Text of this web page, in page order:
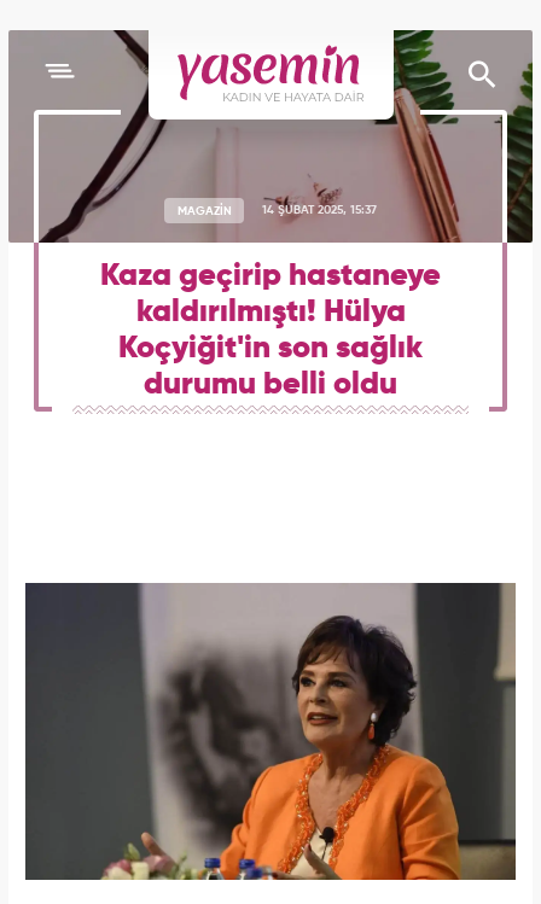
MAGAZİN 14 ŞUBAT 2025, 15:37
Kaza geçirip hastaneye
kaldırılmıştı! Hülya
Koçyiğit'in son sağlık
durumu belli oldu